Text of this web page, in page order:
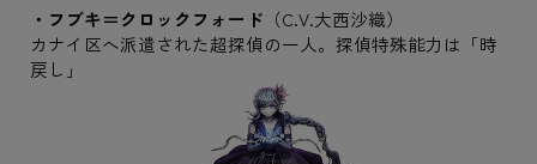
・フブキ＝クロックフォード （C.V.大西沙織）
カナイ区へ派遣された超探偵の一人。探偵特殊能力は「時
戻し」